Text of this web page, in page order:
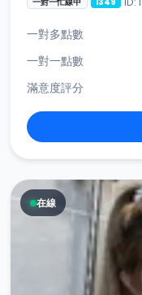
一對多點數
一對一點數
滿意度評分
在線